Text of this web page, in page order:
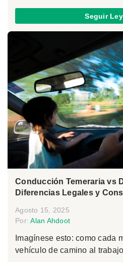
Seguir
Conducción Temeraria vs
Diferencias Legales y
Agosto 15, 2025
Por:Alan Ahdoot
Imagínese esto: como cada
vehículo de camino al